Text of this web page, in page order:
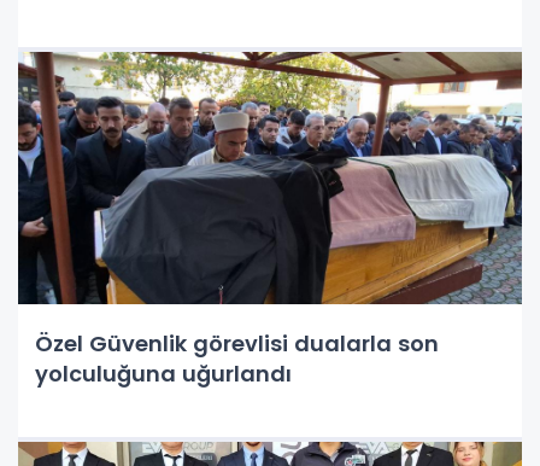
Özel Güvenlik görevlisi dualarla son
yolculuğuna uğurlandı